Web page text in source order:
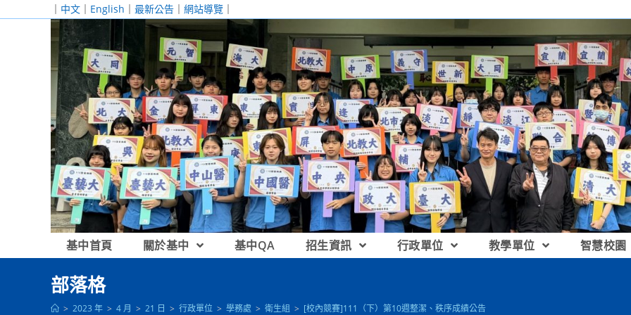
｜ 中文 ｜ English ｜ 最新公告 ｜ 網站導覽 ｜
基中首頁 關於基中 基中QA 招生資訊 行政單位 教學單位 智慧校園
部落格
> 2023 年 > 4 月 > 21 日 > 行政單位 > 學務處 > 衛生組 > [校內競賽]111（下）第10週整潔、秩序成績公告